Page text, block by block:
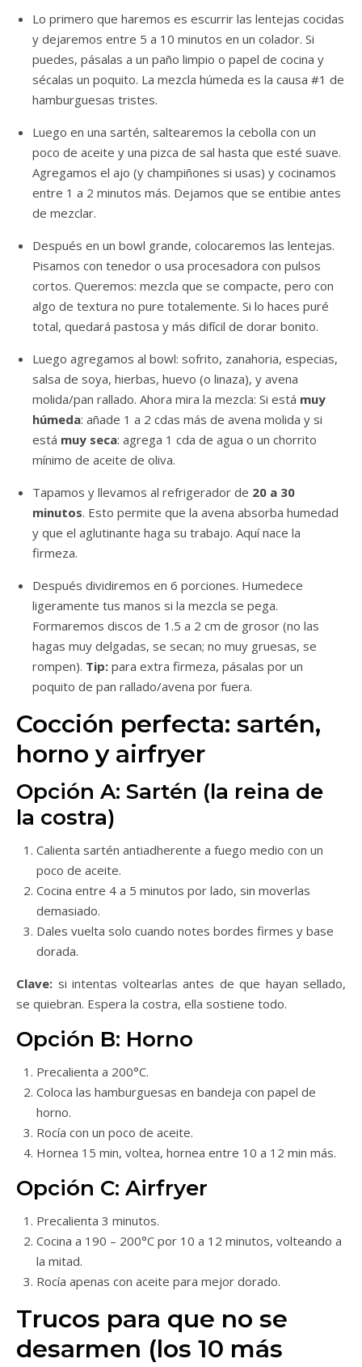
Lo primero que haremos es escurrir las lentejas cocidas
y dejaremos entre 5 a 10 minutos en un colador. Si
puedes, pásalas a un paño limpio o papel de cocina y
sécalas un poquito. La mezcla húmeda es la causa #1 de
hamburguesas tristes.
Luego en una sartén, saltearemos la cebolla con un
poco de aceite y una pizca de sal hasta que esté suave.
Agregamos el ajo (y champiñones si usas) y cocinamos
entre 1 a 2 minutos más. Dejamos que se entibie antes
de mezclar.
Después en un bowl grande, colocaremos las lentejas.
Pisamos con tenedor o usa procesadora con pulsos
cortos. Queremos: mezcla que se compacte, pero con
algo de textura no pure totalemente. Si lo haces puré
total, quedará pastosa y más difícil de dorar bonito.
Luego agregamos al bowl: sofrito, zanahoria, especias,
salsa de soya, hierbas, huevo (o linaza), y avena
molida/pan rallado. Ahora mira la mezcla: Si está muy
húmeda: añade 1 a 2 cdas más de avena molida y si
está muy seca: agrega 1 cda de agua o un chorrito
mínimo de aceite de oliva.
Tapamos y llevamos al refrigerador de 20 a 30
minutos. Esto permite que la avena absorba humedad
y que el aglutinante haga su trabajo. Aquí nace la
firmeza.
Después dividiremos en 6 porciones. Humedece
ligeramente tus manos si la mezcla se pega.
Formaremos discos de 1.5 a 2 cm de grosor (no las
hagas muy delgadas, se secan; no muy gruesas, se
rompen). Tip: para extra firmeza, pásalas por un
poquito de pan rallado/avena por fuera.
Cocción perfecta: sartén,
horno y airfryer
Opción A: Sartén (la reina de
la costra)
Calienta sartén antiadherente a fuego medio con un
poco de aceite.
Cocina entre 4 a 5 minutos por lado, sin moverlas
demasiado.
Dales vuelta solo cuando notes bordes firmes y base
dorada.
Clave: si intentas voltearlas antes de que hayan sellado,
se quiebran. Espera la costra, ella sostiene todo.
Opción B: Horno
Precalienta a 200°C.
Coloca las hamburguesas en bandeja con papel de
horno.
Rocía con un poco de aceite.
Hornea 15 min, voltea, hornea entre 10 a 12 min más.
Opción C: Airfryer
Precalienta 3 minutos.
Cocina a 190 – 200°C por 10 a 12 minutos, volteando a
la mitad.
Rocía apenas con aceite para mejor dorado.
Trucos para que no se
desarmen (los 10 más